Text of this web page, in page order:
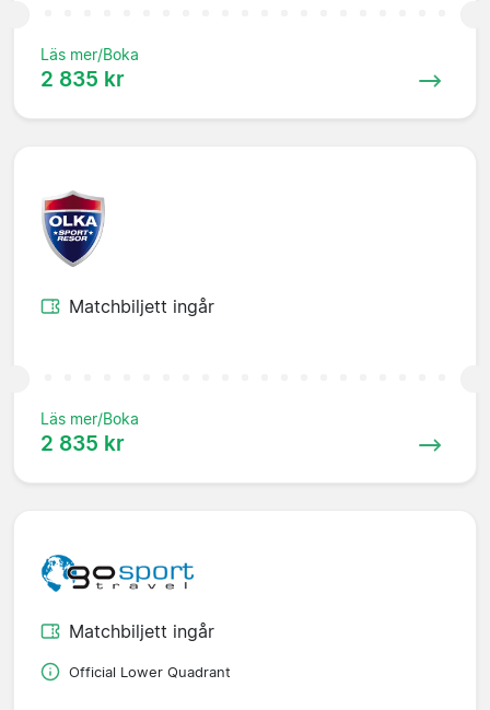
Läs mer/Boka
2 835 kr
Matchbiljett ingår
Läs mer/Boka
2 835 kr
Matchbiljett ingår
Official Lower Quadrant